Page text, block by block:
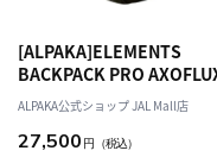
[ALPAKA]ELEMENTS
BACKPACK PRO
リーン N
ALPAKA公式ショップ JAL Mall店
27,500 円 （税込）